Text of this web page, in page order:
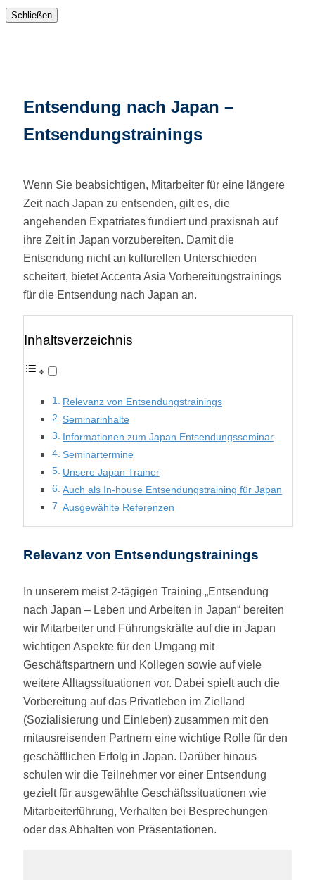
Schließen
Entsendung nach Japan –
Entsendungstrainings
Wenn Sie beabsichtigen, Mitarbeiter für eine längere
Zeit nach Japan zu entsenden, gilt es, die
angehenden Expatriates fundiert und praxisnah auf
ihre Zeit in Japan vorzubereiten. Damit die
Entsendung nicht an kulturellen Unterschieden
scheitert, bietet Accenta Asia Vorbereitungstrainings
für die Entsendung nach Japan an.
Inhaltsverzeichnis
Relevanz von Entsendungstrainings
Seminarinhalte
Informationen zum Japan Entsendungsseminar
Seminartermine
Unsere Japan Trainer
Auch als In-house Entsendungstraining für Japan
Ausgewählte Referenzen
Relevanz von Entsendungstrainings
In unserem meist 2-tägigen Training „Entsendung
nach Japan – Leben und Arbeiten in Japan“ bereiten
wir Mitarbeiter und Führungskräfte auf die in Japan
wichtigen Aspekte für den Umgang mit
Geschäftspartnern und Kollegen sowie auf viele
weitere Alltagssituationen vor. Dabei spielt auch die
Vorbereitung auf das Privatleben im Zielland
(Sozialisierung und Einleben) zusammen mit den
mitausreisenden Partnern eine wichtige Rolle für den
geschäftlichen Erfolg in Japan. Darüber hinaus
schulen wir die Teilnehmer vor einer Entsendung
gezielt für ausgewählte Geschäftssituationen wie
Mitarbeiterführung, Verhalten bei Besprechungen
oder das Abhalten von Präsentationen.